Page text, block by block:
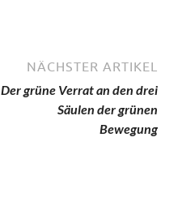
NÄCHSTER ARTIKEL
Der grüne Verrat an den drei
Säulen der grünen
Bewegung